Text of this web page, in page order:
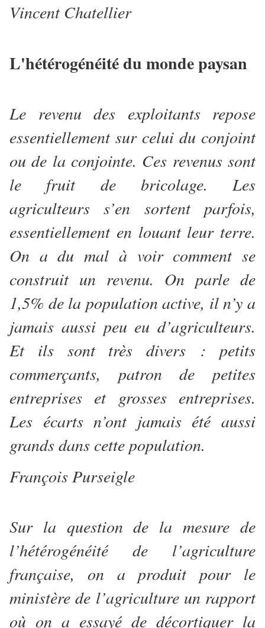
Vincent Chatellier
L'hétérogénéité du monde paysan
Le revenu des exploitants repose
essentiellement sur celui du conjoint
ou de la conjointe. Ces revenus sont
le fruit de bricolage. Les
agriculteurs s’en sortent parfois,
essentiellement en louant leur terre.
On a du mal à voir comment se
construit un revenu. On parle de
1,5% de la population active, il n’y a
jamais aussi peu eu d’agriculteurs.
Et ils sont très divers : petits
commerçants, patron de petites
entreprises et grosses entreprises.
Les écarts n’ont jamais été aussi
grands dans cette population.
François Purseigle
Sur la question de la mesure de
l’hétérogénéité de l’agriculture
française, on a produit pour le
ministère de l’agriculture un rapport
où on a essayé de décortiquer la